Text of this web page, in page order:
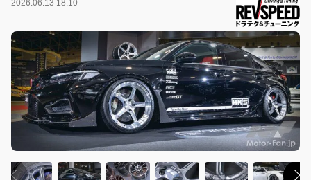
2026.06.13 18:10